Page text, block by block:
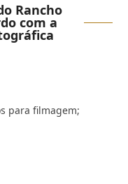
Rancho
com a
para filmagem;